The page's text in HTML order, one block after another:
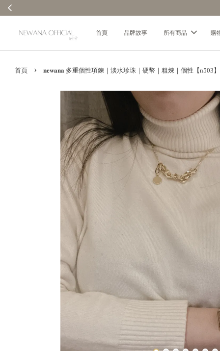
每100元贈1元回饋金｜回饋無上限 ✨
首頁 品牌故事 所有商品 購
首頁 › 𝐧𝐞𝐰𝐚𝐧𝐚 多重個性項鍊｜淡水珍珠｜硬幣｜粗煉｜個性【n503】